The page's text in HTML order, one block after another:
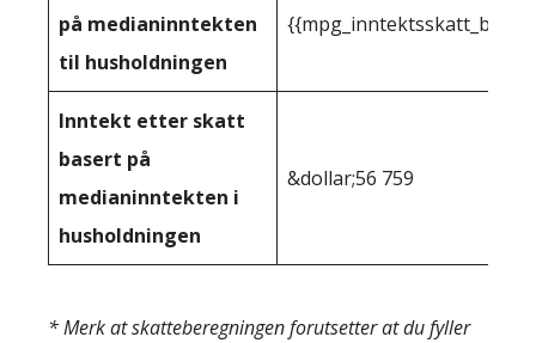
på medianinntekten
til husholdningen
Inntekt etter skatt
basert på
medianinntekten i
husholdningen
&dollar;56 759
* Merk at skatteberegningen forutsetter at du fyller